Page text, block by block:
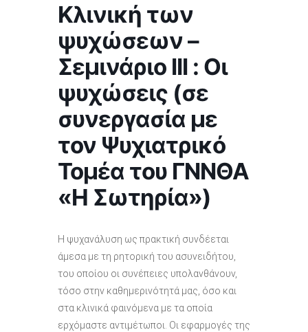
Κλινική των
ψυχώσεων –
Σεμινάριο ΙΙΙ : Οι
ψυχώσεις (σε
συνεργασία με
τον Ψυχιατρικό
Τομέα του ΓΝΝΘΑ
«Η Σωτηρία»)
Η ψυχανάλυση ως πρακτική συνδέεται
άμεσα με τη ρητορική του ασυνειδήτου,
του οποίου οι συνέπειες υπολανθάνουν,
τόσο στην καθημερινότητά μας, όσο και
στα κλινικά φαινόμενα με τα οποία
ερχόμαστε αντιμέτωποι. Οι εφαρμογές της